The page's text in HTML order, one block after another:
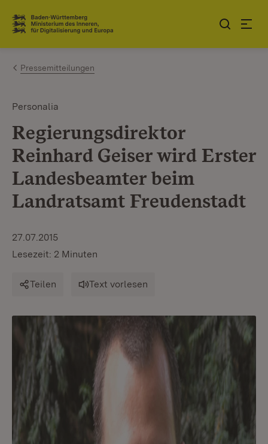
Zum Inhalt springen
Link zur Startseite
Pressemitteilungen
Personalia
Regierungsdirektor
Reinhard Geiser wird Erster
Landesbeamter beim
Landratsamt Freudenstadt
27.07.2015
Lesezeit: 2 Minuten
Teilen Text vorlesen